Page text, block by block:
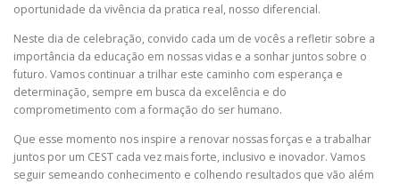
oportunidade da vivência da pratica real, nosso diferencial.
Neste dia de celebração, convido cada um de vocês a refletir sobre a
importância da educação em nossas vidas e a sonhar juntos sobre o
futuro. Vamos continuar a trilhar este caminho com esperança e
determinação, sempre em busca da excelência e do
comprometimento com a formação do ser humano.
Que esse momento nos inspire a renovar nossas forças e a trabalhar
juntos por um CEST cada vez mais forte, inclusivo e inovador. Vamos
seguir semeando conhecimento e colhendo resultados que vão além